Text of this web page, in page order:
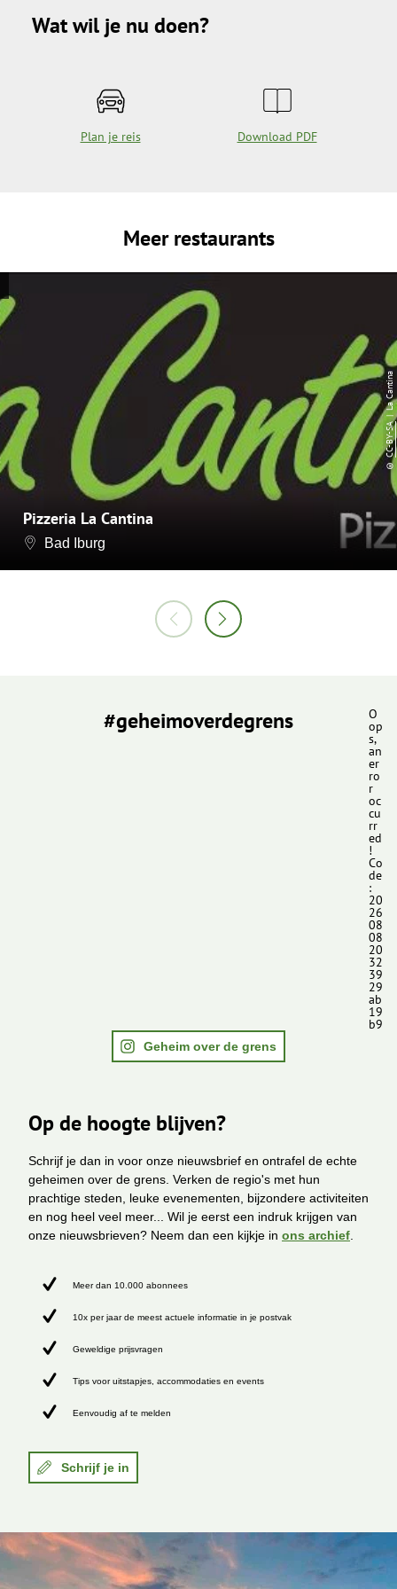
Wat wil je nu doen?
Plan je reis Download PDF
Meer restaurants
Pizzeria La Cantina
Bad Iburg
©
CC-BY-SA
| La Cantina
#geheimoverdegrens O
op
s,
an
er
ro
r
oc
cu
rr
ed
!
Co
de
:
20
26
08
08
20
32
39
29
ab
19
b9
Geheim over de grens
Op de hoogte blijven?
Schrijf je dan in voor onze nieuwsbrief en ontrafel de echte
geheimen over de grens. Verken de regio's met hun
prachtige steden, leuke evenementen, bijzondere activiteiten
en nog heel veel meer... Wil je eerst een indruk krijgen van
onze nieuwsbrieven? Neem dan een kijkje in ons archief.
Meer dan 10.000 abonnees
10x per jaar de meest actuele informatie in je postvak
Geweldige prijsvragen
Tips voor uitstapjes, accommodaties en events
Eenvoudig af te melden
Schrijf je in